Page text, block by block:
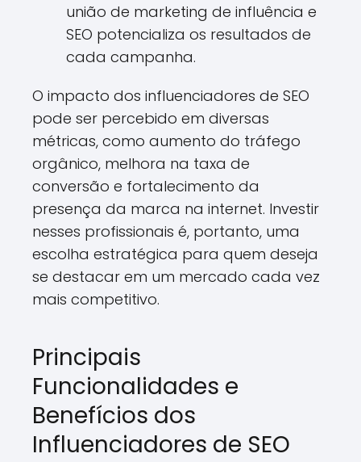
união de marketing de influência e
SEO potencializa os resultados de
cada campanha.
O impacto dos influenciadores de SEO
pode ser percebido em diversas
métricas, como aumento do tráfego
orgânico, melhora na taxa de
conversão e fortalecimento da
presença da marca na internet. Investir
nesses profissionais é, portanto, uma
escolha estratégica para quem deseja
se destacar em um mercado cada vez
mais competitivo.
Principais
Funcionalidades e
Benefícios dos
Influenciadores de SEO